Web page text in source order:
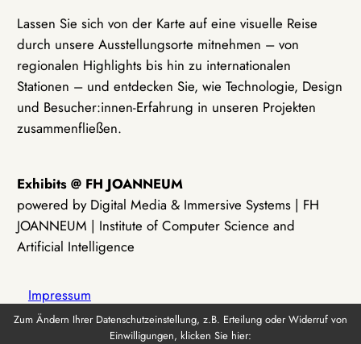
Lassen Sie sich von der Karte auf eine visuelle Reise
durch unsere Ausstellungsorte mitnehmen – von
regionalen Highlights bis hin zu internationalen
Stationen – und entdecken Sie, wie Technologie, Design
und Besucher:innen-Erfahrung in unseren Projekten
zusammenfließen.
Exhibits @ FH JOANNEUM
powered by Digital Media & Immersive Systems | FH
JOANNEUM | Institute of Computer Science and
Artificial Intelligence
Impressum
Zum Ändern Ihrer Datenschutzeinstellung, z.B. Erteilung oder Widerruf von
Einwilligungen, klicken Sie hier: